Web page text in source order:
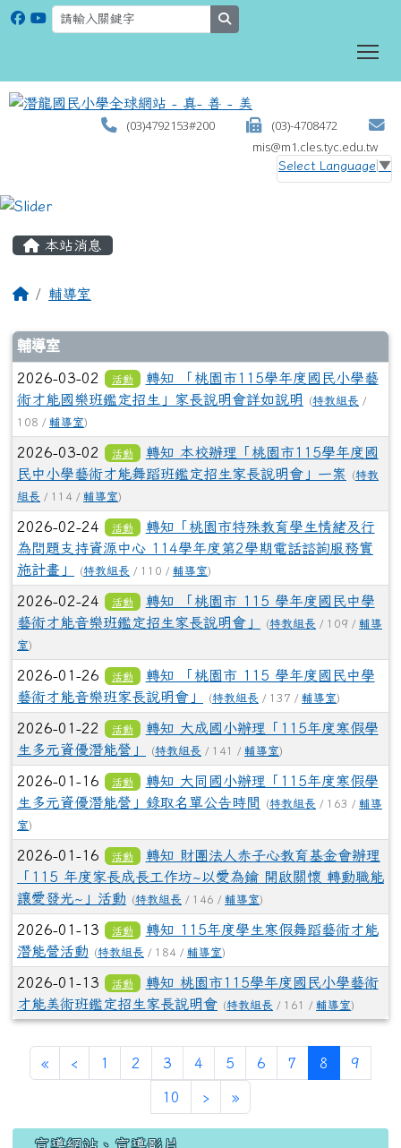
(03)4792153#200
(03)-4708472
mis@m1.cles.tyc.edu.tw
Select Language ▼
本站消息
輔導室
文章列表
輔導室
2026-03-02 活動
轉知 「桃園市115學年度國民小學藝
術才能國樂班鑑定招生」家長說明會詳如說明
(特教組長 /
108 / 輔導室)
2026-03-02 活動
轉知 本校辦理「桃園市115學年度國
民中小學藝術才能舞蹈班鑑定招生家長說明會」一案
(特教
組長 / 114 / 輔導室)
2026-02-24 活動
轉知「桃園市特殊教育學生情緒及行
為問題支持資源中心 114學年度第2學期電話諮詢服務實
施計畫」
(特教組長 / 110 / 輔導室)
2026-02-24 活動
轉知 「桃園市 115 學年度國民中學
藝術才能音樂班鑑定招生家長說明會」
(特教組長 / 109 / 輔導
室)
2026-01-26 活動
轉知 「桃園市 115 學年度國民中學
藝術才能音樂班家長說明會」
(特教組長 / 137 / 輔導室)
2026-01-22 活動
轉知 大成國小辦理「115年度寒假學
生多元資優潛能營」
(特教組長 / 141 / 輔導室)
2026-01-16 活動
轉知 大同國小辦理「115年度寒假學
生多元資優潛能營」錄取名單公告時間
(特教組長 / 163 / 輔導
室)
2026-01-16 活動
轉知 財團法人赤子心教育基金會辦理
「115 年度家長成長工作坊~以愛為鑰 開啟關懷 轉動職能
讓愛發光~」活動
(特教組長 / 146 / 輔導室)
2026-01-13 活動
轉知 115年度學生寒假舞蹈藝術才能
潛能營活動
(特教組長 / 184 / 輔導室)
2026-01-13 活動
轉知 桃園市115學年度國民小學藝術
才能美術班鑑定招生家長說明會 (特教組長 / 161 / 輔導室)
« ‹ 1 2 3 4 5 6 7 8 (current)
9
10 › »